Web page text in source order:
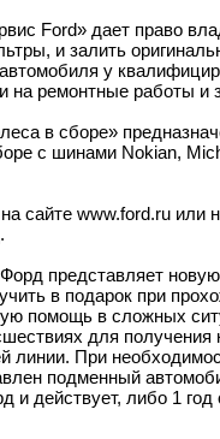
Ford» дает право
и залить
у
на ремонтные работы и
в сборе»
с шинами Nokian,
сайте www.ford.ru
представляет
в подарок при
помощь в сложных
для
линии. При
подменный
и действует, либо 1